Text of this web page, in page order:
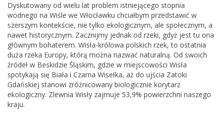
Dyskutowany od wielu lat problem istniejącego stopnia
wodnego na Wiśle we Włocławku chciałbym przedstawić w
szerszym kontekście, nie tylko ekologicznym, ale społecznym, a
nawet historycznym. Zacznijmy jednak od rzeki, gdyż jest tu ona
głównym bohaterem. Wisła-królowa polskich rzek, to ostatnia
duża rzeka Europy, którą można nazwać naturalną. Od swoich
źródeł w Beskidzie Śląskim, gdzie w miejscowości Wisła
spotykają się Biała i Czarna Wisełka, aż do ujścia Zatoki
Gdańskiej stanowi zróżnicowany biologicznie korytarz
ekologiczny. Zlewnia Wisły zajmuje 53,9% powierzchni naszego
kraju.